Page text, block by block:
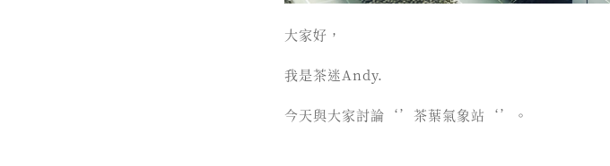
大家好，
我是茶迷Andy.
今天與大家討論‘’茶葉氣象站‘’。